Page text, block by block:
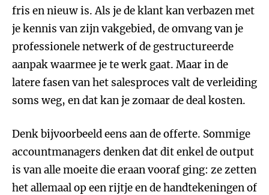
fris en nieuw is. Als je de klant kan verbazen met
je kennis van zijn vakgebied, de omvang van je
professionele netwerk of de gestructureerde
aanpak waarmee je te werk gaat. Maar in de
latere fasen van het salesproces valt de verleiding
soms weg, en dat kan je zomaar de deal kosten.
Denk bijvoorbeeld eens aan de offerte. Sommige
accountmanagers denken dat dit enkel de output
is van alle moeite die eraan vooraf ging: ze zetten
het allemaal op een rijtje en de handtekeningen of